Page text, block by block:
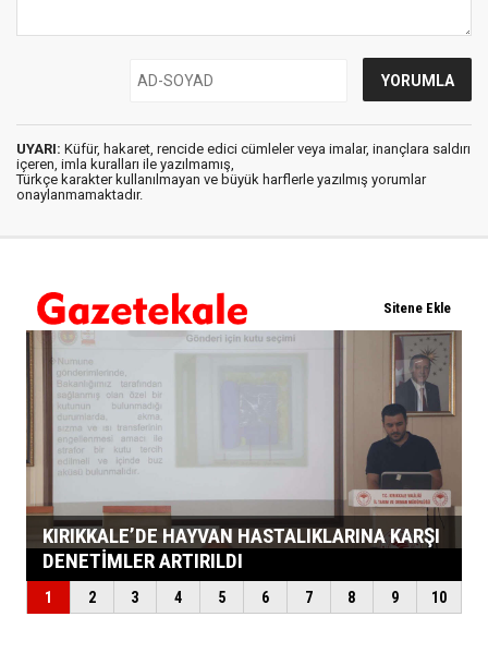
UYARI: Küfür, hakaret, rencide edici cümleler veya imalar, inançlara saldırı
içeren, imla kuralları ile yazılmamış,
Türkçe karakter kullanılmayan ve büyük harflerle yazılmış yorumlar
onaylanmamaktadır.